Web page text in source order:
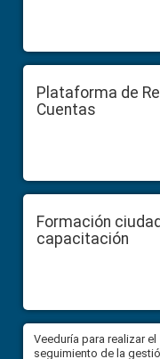
Plataforma de
Cuentas
Formación
capacitación
Veeduría para realizar el
seguimiento de la